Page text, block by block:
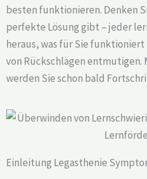
besten funktionieren. Denken
perfekte Lösung gibt – jeder
heraus, was für Sie funktioniert
von Rückschlägen entmutigen.
werden Sie schon bald
Einleitung Legasthenie